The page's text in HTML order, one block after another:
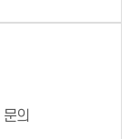
의